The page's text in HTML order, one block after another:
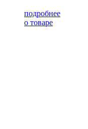
подробнее
о товаре